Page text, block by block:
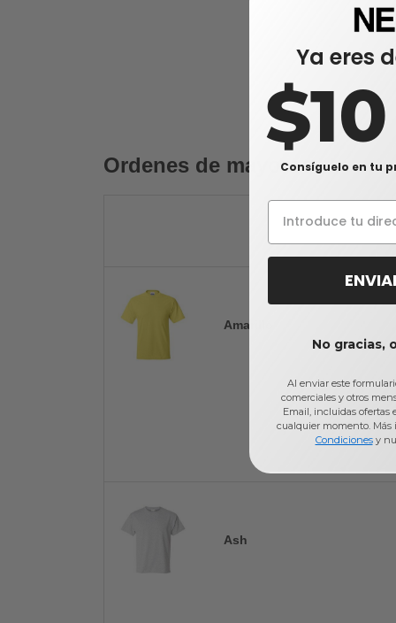
Ordenes de mayoreo
Amarillo
Ash
Ya eres
Consíguelo en tu
No gracias,
Al enviar este
comerciales y otros
Email, incluidas ofertas
cualquier momento.
Condicionesy